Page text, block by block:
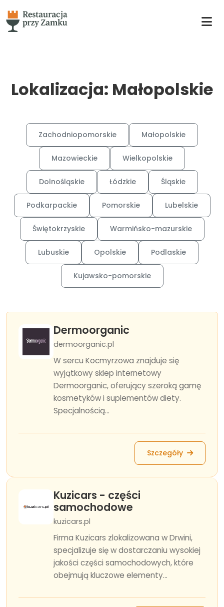
Lokalizacja: Małopolskie
Zachodniopomorskie Małopolskie
Mazowieckie Wielkopolskie
Dolnośląskie Łódzkie Śląskie
Podkarpackie Pomorskie Lubelskie
Świętokrzyskie Warmińsko-mazurskie
Lubuskie Opolskie Podlaskie
Kujawsko-pomorskie
Dermoorganic
dermoorganic.pl
W sercu Kocmyrzowa znajduje się
wyjątkowy sklep internetowy
Dermoorganic, oferujący szeroką gamę
kosmetyków i suplementów diety.
Specjalnością...
Szczegóły
Kuzicars - części
samochodowe
kuzicars.pl
Firma Kuzicars zlokalizowana w Drwini,
specjalizuje się w dostarczaniu wysokiej
jakości części samochodowych, które
obejmują kluczowe elementy...